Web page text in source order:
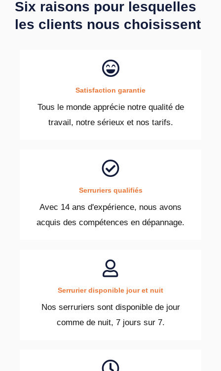
Six raisons pour lesquelles
les clients nous choisissent
Satisfaction garantie
Tous le monde apprécie notre qualité de
travail, notre sérieux et nos tarifs.
Serruriers qualifiés
Avec 14 ans d'expérience, nous avons
acquis des compétences en dépannage.
Serrurier disponible jour et nuit
Nos serruriers sont disponible de jour
comme de nuit, 7 jours sur 7.